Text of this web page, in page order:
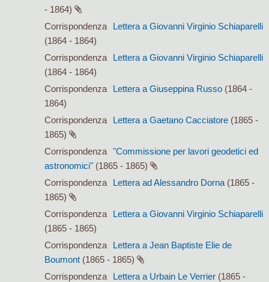
- 1864)
Corrispondenza
Lettera a Giovanni Virginio Schiaparelli
(1864 - 1864)
Corrispondenza
Lettera a Giovanni Virginio Schiaparelli
(1864 - 1864)
Corrispondenza
Lettera a Giuseppina Russo (1864 -
1864)
Corrispondenza
Lettera a Gaetano Cacciatore (1865 -
1865)
Corrispondenza
"Commissione per lavori geodetici ed
astronomici" (1865 - 1865)
Corrispondenza
Lettera ad Alessandro Dorna (1865 -
1865)
Corrispondenza
Lettera a Giovanni Virginio Schiaparelli
(1865 - 1865)
Corrispondenza
Lettera a Jean Baptiste Elie de
Boumont (1865 - 1865)
Corrispondenza
Lettera a Urbain Le Verrier (1865 -